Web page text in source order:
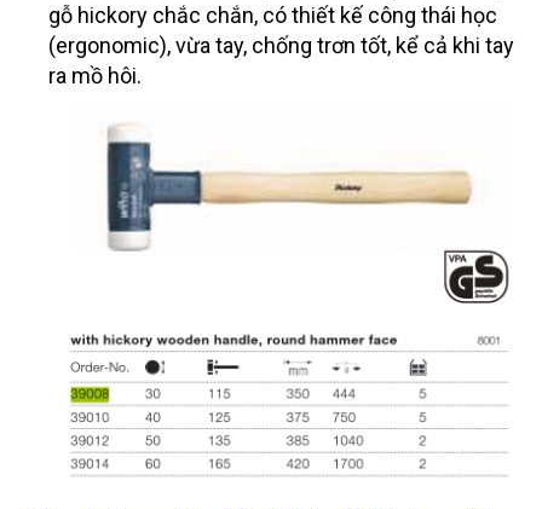
gỗ hickory chắc chắn, có thiết kế công thái học
(ergonomic), vừa tay, chống trơn tốt, kể cả khi tay
ra mồ hôi.